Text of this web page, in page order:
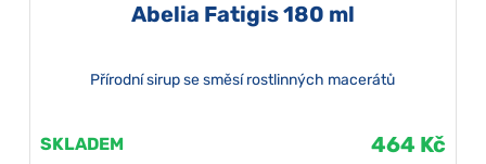
Abelia Fatigis 180 ml
Přírodní sirup se směsí rostlinných macerátů
SKLADEM 464 Kč